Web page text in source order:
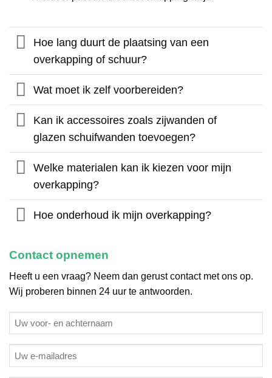
Hoe lang duurt de plaatsing van een
overkapping of schuur?
Wat moet ik zelf voorbereiden?
Kan ik accessoires zoals zijwanden of
glazen schuifwanden toevoegen?
Welke materialen kan ik kiezen voor mijn
overkapping?
Hoe onderhoud ik mijn overkapping?
Contact opnemen
Heeft u een vraag? Neem dan gerust contact met ons op.
Wij proberen binnen 24 uur te antwoorden.
Geen
titel
E-
mailadres(Vereist)